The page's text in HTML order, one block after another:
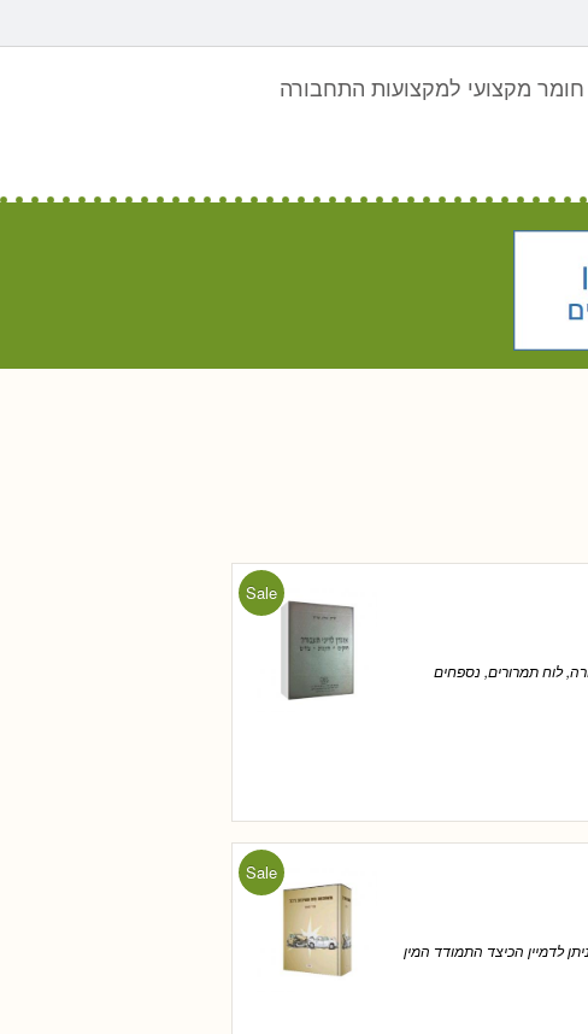
חומר מקצועי למקצועות התחבורה
Sale
לוח תמרורים, נספחים
Sale
במאה ה-21 עד כי נדמה שלא ניתן לדמיין הכיצד התמודד המין